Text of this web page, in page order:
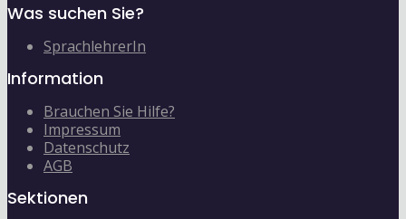
Was suchen Sie?
SprachlehrerIn
Information
Brauchen Sie Hilfe?
Impressum
Datenschutz
AGB
Sektionen